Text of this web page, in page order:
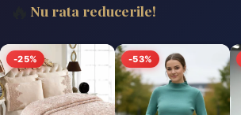
Nu rata reducerile!
-25% -53%